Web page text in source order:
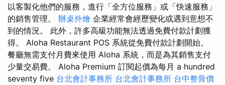
以客製化他們的服務，進行「全方位服務」或「快速服務」
的銷售管理。 辦桌外燴 企業經常會經歷變化或遇到意想不
到的情況。 此外，許多高級功能無法透過免費付款計劃獲
得。 Aloha Restaurant POS 系統從免費付款計劃開始。
餐廳無需支付月費來使用 Aloha 系統，而是為其銷售支付
少量交易費。 Aloha Premium 訂閱起價為每月 a hundred
seventy five 台北會計事務所 台北會計事務所 台中整骨價